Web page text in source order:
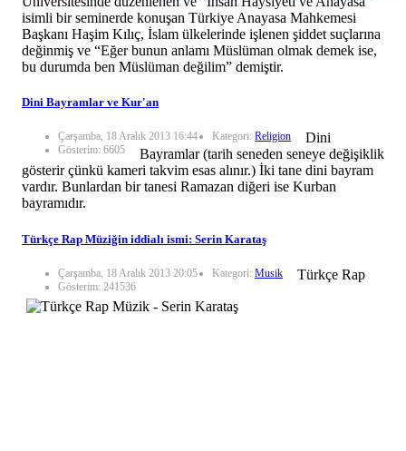
isimli bir seminerde konuşan Türkiye Anayasa Mahkemesi
Başkanı Haşim Kılıç, İslam ülkelerinde işlenen şiddet suçlarına
değinmiş ve “Eğer bunun anlamı Müslüman olmak demek ise,
bu durumda ben Müslüman değilim” demiştir.
Dini Bayramlar ve Kur'an
Çarşamba, 18 Aralık 2013 16:44 Kategori: Religion
Gösterim: 6605
Dini
Bayramlar (tarih seneden seneye değişiklik
gösterir çünkü kameri takvim esas alınır.) İki tane dini bayram
vardır. Bunlardan bir tanesi Ramazan diğeri ise Kurban
bayramıdır.
Türkçe Rap Müziğin iddialı ismi: Serin Karataş
Çarşamba, 18 Aralık 2013 20:05 Kategori: Musik
Gösterim: 241536
Türkçe Rap